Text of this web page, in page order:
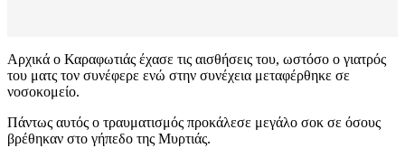
Αρχικά ο Καραφωτιάς έχασε τις αισθήσεις του, ωστόσο ο γιατρός
του ματς τον συνέφερε ενώ στην συνέχεια μεταφέρθηκε σε
νοσοκομείο.
Πάντως αυτός ο τραυματισμός προκάλεσε μεγάλο σοκ σε όσους
βρέθηκαν στο γήπεδο της Μυρτιάς.